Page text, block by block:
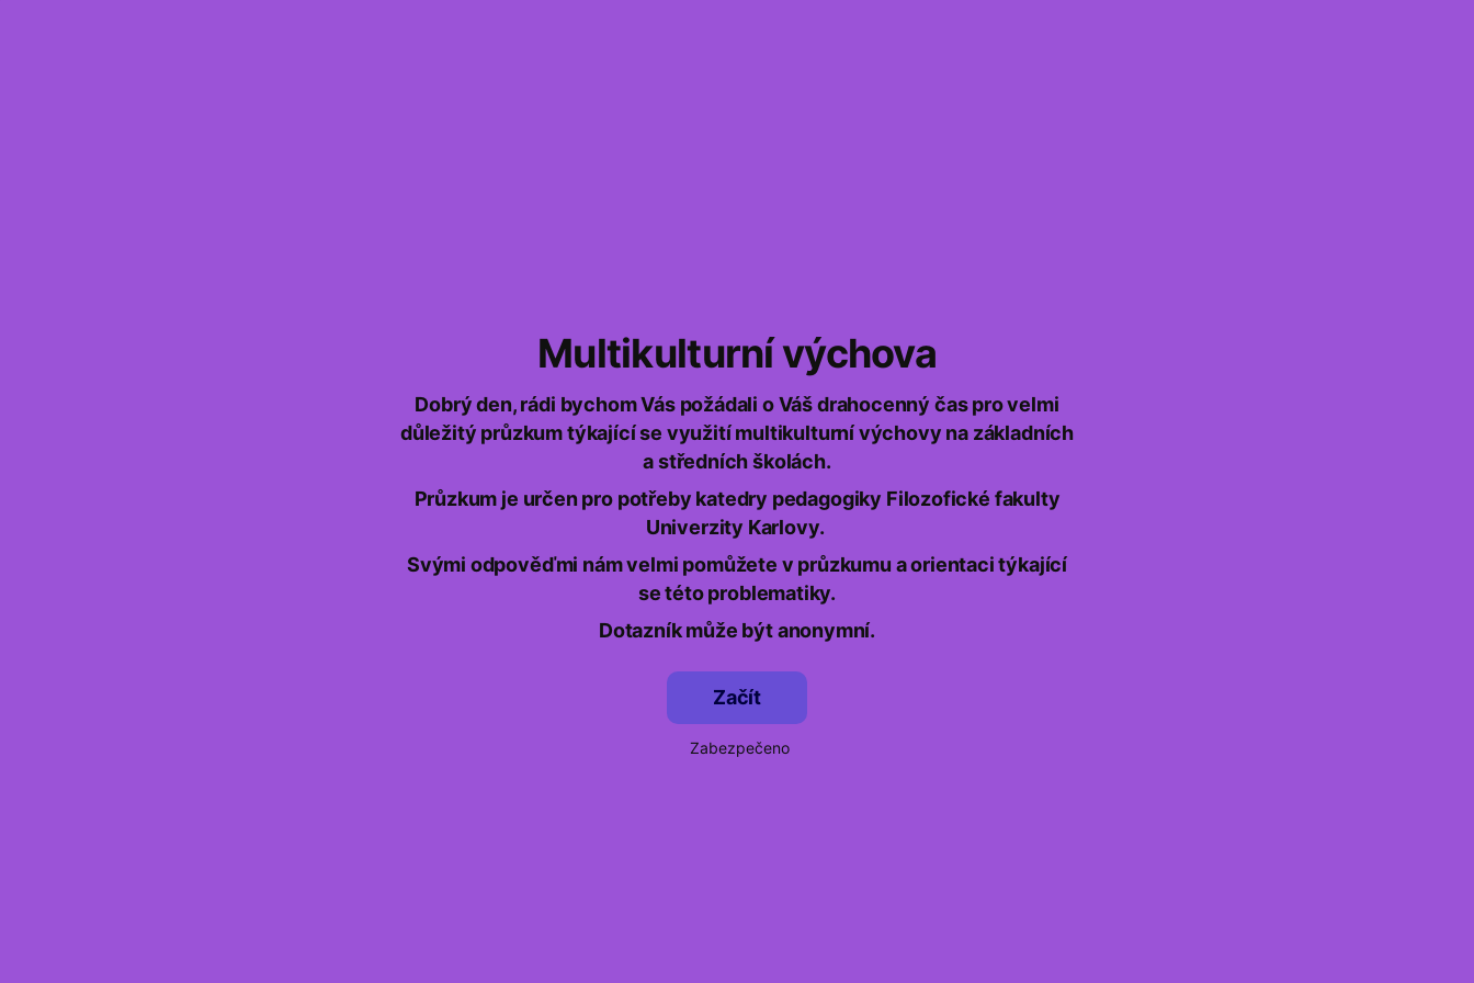
Multikulturní výchova
Dobrý den, rádi bychom Vás požádali o Váš drahocenný čas pro velmi
důležitý průzkum týkající se využití multikulturní výchovy na základních
a středních školách.
Průzkum je určen pro potřeby katedry pedagogiky Filozofické fakulty
Univerzity Karlovy.
Svými odpověďmi nám velmi pomůžete v průzkumu a orientaci týkající
se této problematiky.
Dotazník může být anonymní.
Začít
Zabezpečeno